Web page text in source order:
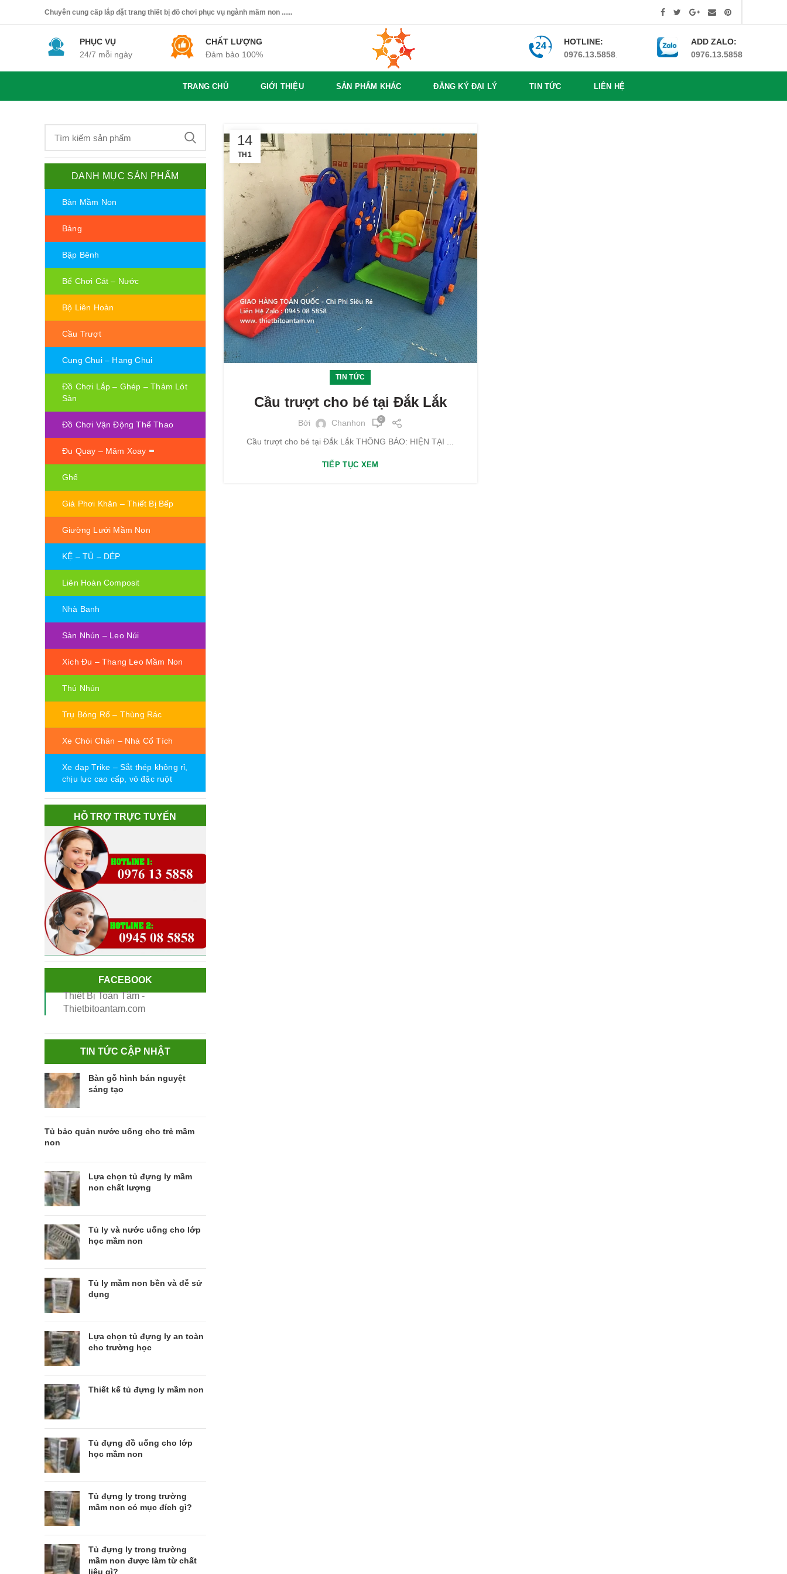
Chuyên cung cấp lắp đặt trang thiết bị đồ chơi phục vụ ngành mầm non ......
PHỤC VỤ
24/7 mỗi ngày
CHẤT LƯỢNG
Đảm bảo 100%
HOTLINE:
0976.13.5858
ADD ZALO:
0976.13.5858
TRANG CHỦ GIỚI THIỆU SẢN PHẨM KHÁC ĐĂNG KÝ ĐẠI LÝ TIN TỨC LIÊN HỆ
14
TH1
TIN TỨC
Cầu trượt cho bé tại Đắk Lắk
Bởi Chanhon 0
Cầu trượt cho bé tại Đắk Lắk THÔNG BÁO: HIỆN TẠI ...
TIẾP TỤC XEM
DANH MỤC SẢN PHẨM
Bàn Mầm Non
Bảng
Bập Bênh
Bể Chơi Cát – Nước
Bộ Liên Hoàn
Cầu Trượt
Cung Chui – Hang Chui
Đồ Chơi Lắp – Ghép – Thảm Lót
Sàn
Đồ Chơi Vận Động Thể Thao
Đu Quay – Mâm Xoay
Ghế
Giá Phơi Khăn – Thiết Bị Bếp
Giường Lưới Mầm Non
KỆ – TỦ – DÉP
Liên Hoàn Composit
Nhà Banh
Sàn Nhún – Leo Núi
Xích Đu – Thang Leo Mầm Non
Thú Nhún
Trụ Bóng Rổ – Thùng Rác
Xe Chòi Chân – Nhà Cổ Tích
Xe đạp Trike – Sắt thép không rỉ,
chịu lực cao cấp, vỏ đặc ruột
HỖ TRỢ TRỰC TUYẾN
FACEBOOK
Thiết Bị Toàn Tâm -
Thietbitoantam.com
TIN TỨC CẬP NHẬT
Bàn gỗ hình bán nguyệt
sáng tạo
Tủ bảo quản nước uống cho trẻ mầm
non
Lựa chọn tủ đựng ly mầm
non chất lượng
Tủ ly và nước uống cho lớp
học mầm non
Tủ ly mầm non bền và dễ sử
dụng
Lựa chọn tủ đựng ly an toàn
cho trường học
Thiết kế tủ đựng ly mầm non
Tủ đựng đồ uống cho lớp
học mầm non
Tủ đựng ly trong trường
mầm non có mục đích gì?
Tủ đựng ly trong trường
mầm non được làm từ chất
liệu gì?